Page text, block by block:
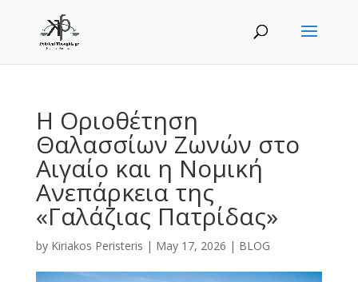
Η Οριοθέτηση
Θαλασσίων Ζωνών στο
Αιγαίο και η Νομική
Ανεπάρκεια της
«Γαλάζιας Πατρίδας»
by Kiriakos Peristeris | May 17, 2026 | BLOG